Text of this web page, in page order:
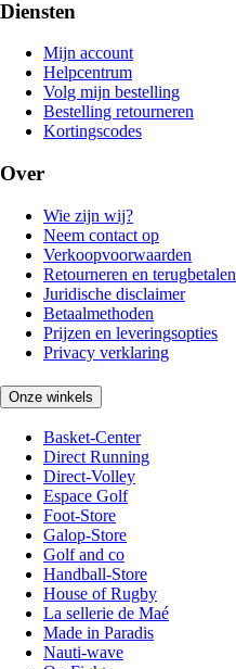
Diensten
Mijn account
Helpcentrum
Volg mijn bestelling
Bestelling retourneren
Kortingscodes
Over
Wie zijn wij?
Neem contact op
Verkoopvoorwaarden
Retourneren en terugbetalen
Juridische disclaimer
Betaalmethoden
Prijzen en leveringsopties
Privacy verklaring
Onze winkels
Basket-Center
Direct Running
Direct-Volley
Espace Golf
Foot-Store
Galop-Store
Golf and co
Handball-Store
House of Rugby
La sellerie de Maé
Made in Paradis
Nauti-wave